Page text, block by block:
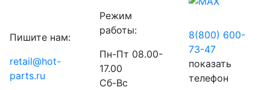
Пишите нам:
retail@hot-
parts.ru
Режим
работы:
Пн-Пт 08.00-
17.00
Сб-Вс
8(800) 600-
73-47
показать
телефон